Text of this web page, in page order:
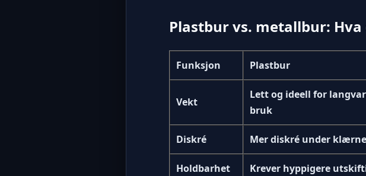
Plastbur vs. metallbur:
Funksjon Plastbur
Vekt
Lett og ideell for
bruk
Diskré Mer diskré under klærne
Holdbarhet Krever hyppigere